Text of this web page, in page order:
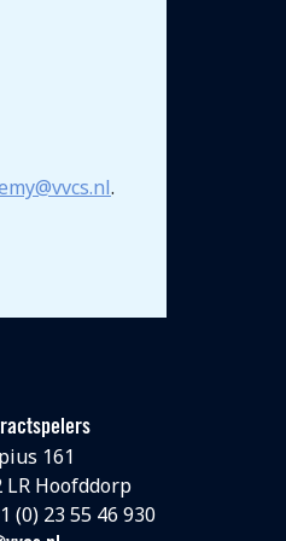
.
161
LR Hoofddorp
(0) 23 55 46 930